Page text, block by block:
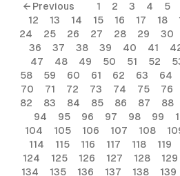
← Previous 1 2 3 4 5
12
13 14 15 16 17 18
24
25 26 27 28 29 30
36
37 38 39 40 41
47
48 49 50 51 52
58
59 60 61 62 63 64
70
71 72 73 74 75 76
82
83 84 85 86 87 88
94
95 96 97 98 99
104
105 106 107 108
114
115 116 117 118 119
124
125 126 127 128 129
134
135 136 137 138 139